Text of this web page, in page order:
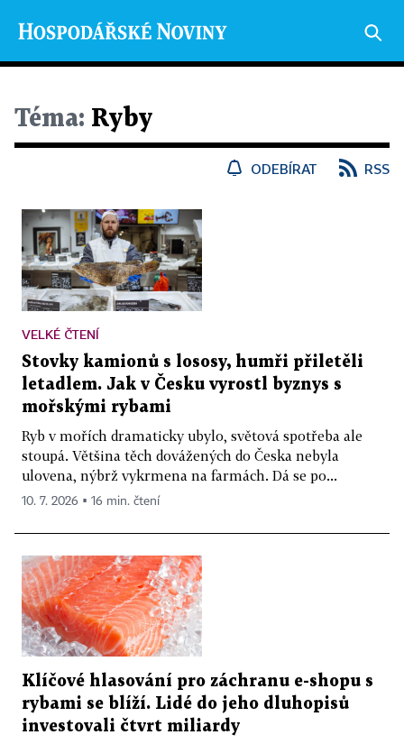
Téma: Ryby
ODEBÍRAT RSS
VELKÉ ČTENÍ
Stovky kamionů s lososy, humři přiletěli
letadlem. Jak v Česku vyrostl byznys s
mořskými rybami
Ryb v mořích dramaticky ubylo, světová spotřeba ale
stoupá. Většina těch dovážených do Česka nebyla
ulovena, nýbrž vykrmena na farmách. Dá se po...
10. 7. 2026 ▪ 16 min. čtení
Klíčové hlasování pro záchranu e-shopu s
rybami se blíží. Lidé do jeho dluhopisů
investovali čtvrt miliardy